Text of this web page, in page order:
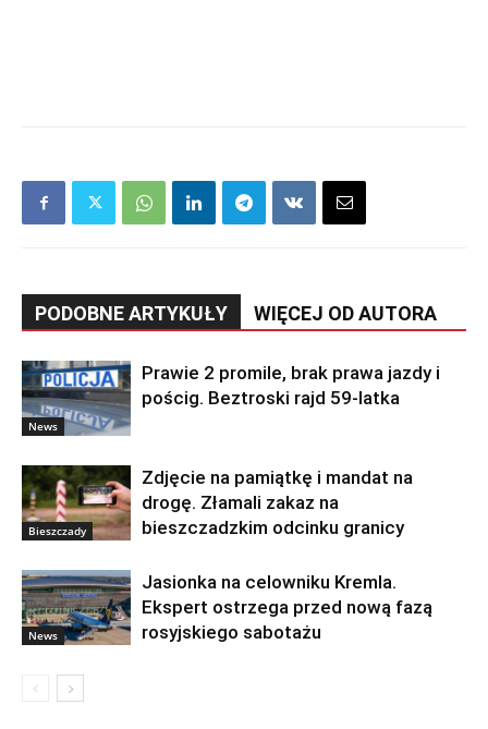
PODOBNE ARTYKUŁY WIĘCEJ OD AUTORA
News
Prawie 2 promile, brak prawa jazdy i
pościg. Beztroski rajd 59-latka
Bieszczady
Zdjęcie na pamiątkę i mandat na
drogę. Złamali zakaz na
bieszczadzkim odcinku granicy
News
Jasionka na celowniku Kremla.
Ekspert ostrzega przed nową fazą
rosyjskiego sabotażu